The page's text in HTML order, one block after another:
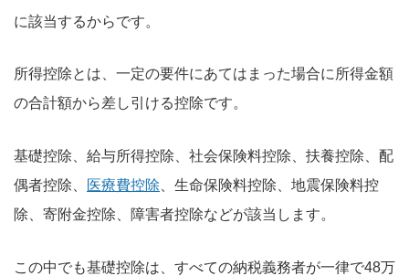
に該当するからです。
所得控除とは、一定の要件にあてはまった場合に所得金額
の合計額から差し引ける控除です。
基礎控除、給与所得控除、社会保険料控除、扶養控除、配
偶者控除、
医療費控除 、生命保険料控除、地震保険料控
除、寄附金控除、障害者控除などが該当します。
この中でも基礎控除は、すべての納税義務者が一律で48万